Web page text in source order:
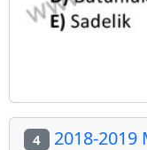
4 2018-2019